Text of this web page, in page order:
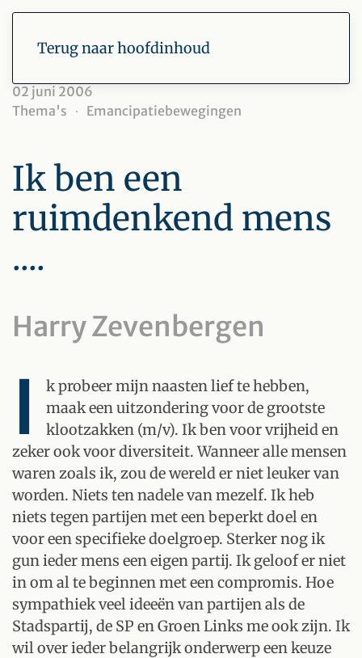
Terug naar hoofdinhoud
02 juni 2006
Thema's
Emancipatiebewegingen
Ik ben een
ruimdenkend mens
....
Harry Zevenbergen
I
k probeer mijn naasten lief te hebben,
maak een uitzondering voor de grootste
klootzakken (m/v). Ik ben voor vrijheid en
zeker ook voor diversiteit. Wanneer alle mensen
waren zoals ik, zou de wereld er niet leuker van
worden. Niets ten nadele van mezelf. Ik heb
niets tegen partijen met een beperkt doel en
voor een specifieke doelgroep. Sterker nog ik
gun ieder mens een eigen partij. Ik geloof er niet
in om al te beginnen met een compromis. Hoe
sympathiek veel ideeën van partijen als de
Stadspartij, de SP en Groen Links me ook zijn. Ik
wil over ieder belangrijk onderwerp een keuze